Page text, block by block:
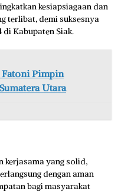
kesiapsiagaan dan
terlibat, demi suksesnya
di Kabupaten Siak.
Fatoni Pimpin
Utara
kerjasama yang solid,
dengan aman
bagi masyarakat